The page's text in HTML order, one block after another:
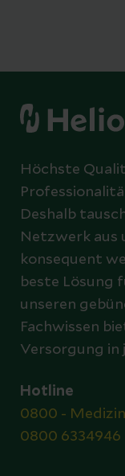
Höchste
Deshalb
Netzwerk aus
konsequent
beste Lösung
unseren
Fachwissen
Versorgung in
Hotline
0800 - Medizin
0800 6334946